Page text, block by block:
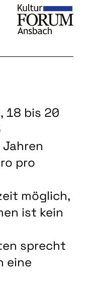
18 bis 20
pro
möglich,
ist kein
sprecht
eine